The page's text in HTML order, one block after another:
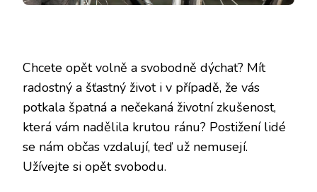
Chcete opět volně a svobodně dýchat? Mít
radostný a šťastný život i v případě, že vás
potkala špatná a nečekaná životní zkušenost,
která vám nadělila krutou ránu? Postižení lidé
se nám občas vzdalují, teď už nemusejí.
Užívejte si opět svobodu.